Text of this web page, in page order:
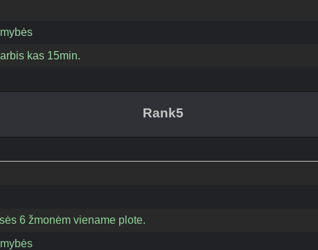
kas 15min.
Rank5
6 žmonėm viename plote.